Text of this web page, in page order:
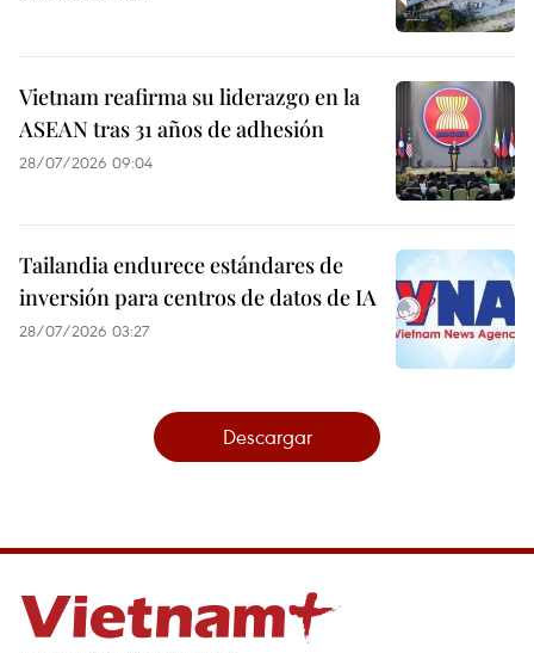
Vietnam reafirma su liderazgo en la
ASEAN tras 31 años de adhesión
28/07/2026 09:04
Tailandia endurece estándares de
inversión para centros de datos de IA
28/07/2026 03:27
Descargar